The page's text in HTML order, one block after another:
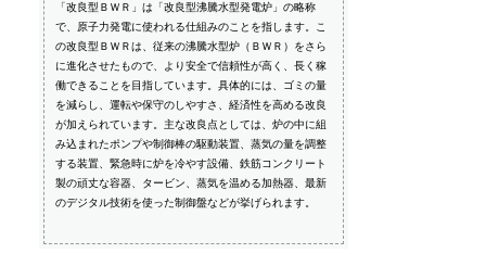
「改良型ＢＷＲ」は「改良型沸騰水型発電炉」の略称
で、原子力発電に使われる仕組みのことを指します。こ
の改良型ＢＷＲは、従来の沸騰水型炉（ＢＷＲ）をさら
に進化させたもので、より安全で信頼性が高く、長く稼
働できることを目指しています。具体的には、ゴミの量
を減らし、運転や保守のしやすさ、経済性を高める改良
が加えられています。主な改良点としては、炉の中に組
み込まれたポンプや制御棒の駆動装置、蒸気の量を調整
する装置、緊急時に炉を冷やす設備、鉄筋コンクリート
製の頑丈な容器、タービン、蒸気を温める加熱器、最新
のデジタル技術を使った制御盤などが挙げられます。